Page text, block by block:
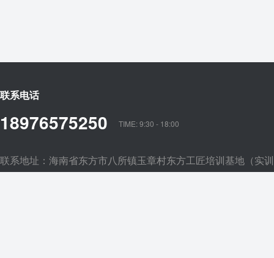
联系电话
18976575250 TIME: 9:30 - 18:00
联系地址：海南省东方市八所镇玉章村东方工匠培训基地（实